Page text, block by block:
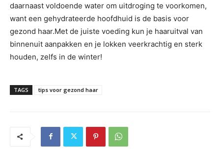
daarnaast voldoende water om uitdroging te voorkomen,
want een gehydrateerde hoofdhuid is de basis voor
gezond haar.Met de juiste voeding kun je haaruitval van
binnenuit aanpakken en je lokken veerkrachtig en sterk
houden, zelfs in de winter!
TAGS tips voor gezond haar